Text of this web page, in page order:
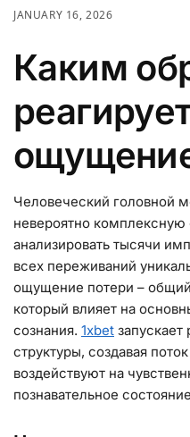
JANUARY 16, 2026
Каким
Человеческий головной
невероятно
анализировать тысячи
всех переживаний
ощущение потери –
который влияет на
сознания. 1хbet
структуры, создавая
воздействуют на
познавательное